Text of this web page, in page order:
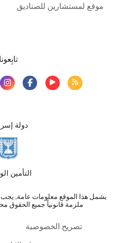
موقع لمستشارين للصناديق
دولة
التأمين
يشمل هذا الموقع معلومات عامة, يجب
ملزمة قانونياً جميع الحقوق
تابِعونا
تصريح الخصوصية